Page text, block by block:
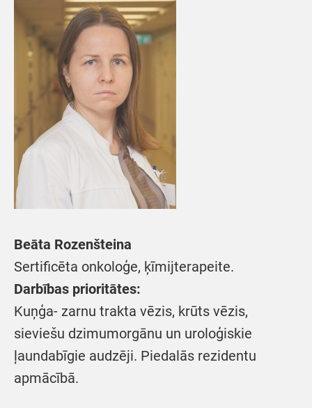
Beāta Rozenšteina
Sertificēta onkoloģe, ķīmijterapeite.
Darbības prioritātes:
Kuņģa- zarnu trakta vēzis, krūts vēzis,
sieviešu dzimumorgānu un uroloģiskie
ļaundabīgie audzēji. Piedalās rezidentu
apmācībā.